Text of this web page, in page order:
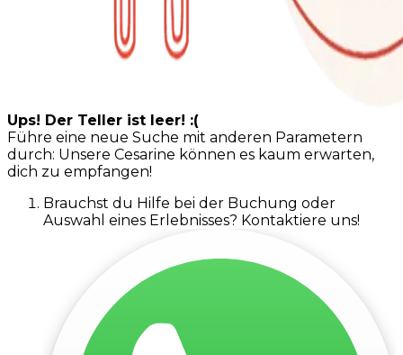
Ups! Der Teller ist leer! :(
Führe eine neue Suche mit anderen Parametern
durch: Unsere Cesarine können es kaum erwarten,
dich zu empfangen!
Brauchst du Hilfe bei der Buchung oder
Auswahl eines Erlebnisses? Kontaktiere uns!